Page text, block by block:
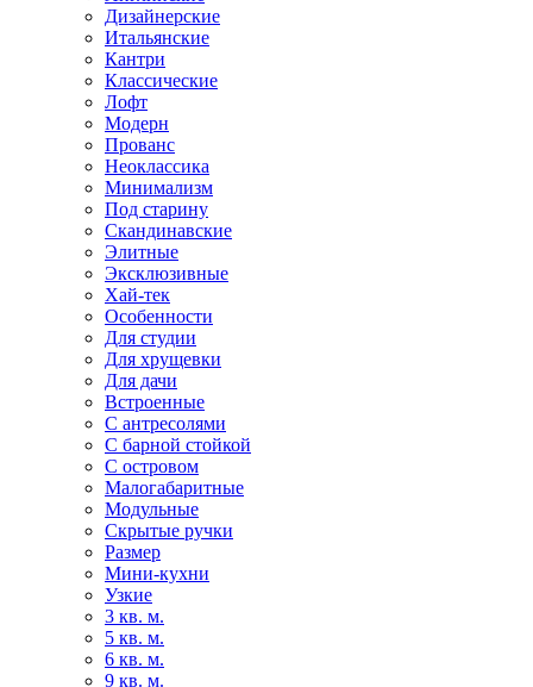
Дизайнерские
Итальянские
Кантри
Классические
Лофт
Модерн
Прованс
Неоклассика
Минимализм
Под старину
Скандинавские
Элитные
Эксклюзивные
Хай-тек
Особенности
Для студии
Для хрущевки
Для дачи
Встроенные
С антресолями
С барной стойкой
С островом
Малогабаритные
Модульные
Скрытые ручки
Размер
Мини-кухни
Узкие
3 кв. м.
5 кв. м.
6 кв. м.
9 кв. м.